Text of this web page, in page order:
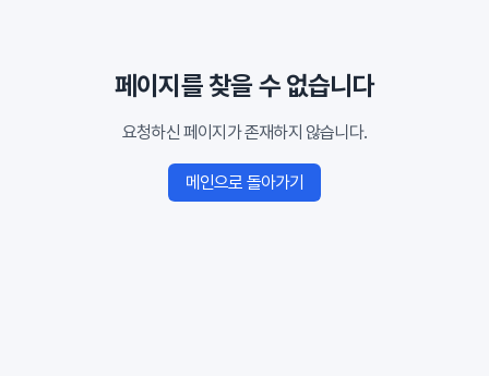
페이지를 찾을 수 없습니다
요청하신 페이지가 존재하지 않습니다.
메인으로 돌아가기